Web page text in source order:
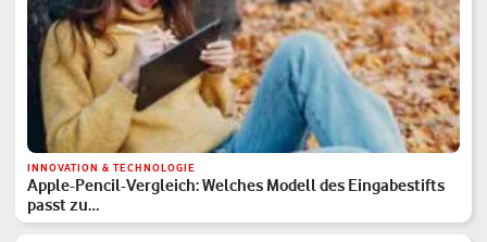
INNOVATION & TECHNOLOGIE
Apple-Pencil-Vergleich: Welches Modell des Eingabestifts
passt zu…